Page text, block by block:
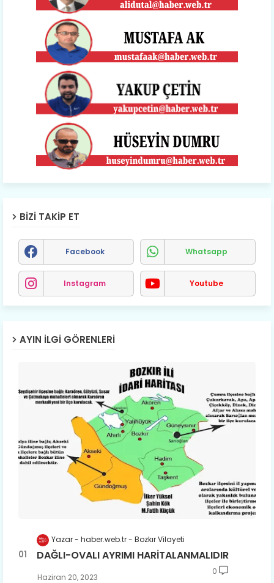
BIZI TAKIP ET
Facebook Whatsapp
Instagram Youtube
AYIN İLGI GÖRENLERI
Yazar - haber.web.tr Bozkır Vilayeti
DAĞLI-OVALI AYRIMI HARİTALANMALIDIR
Haziran 20, 2023
0